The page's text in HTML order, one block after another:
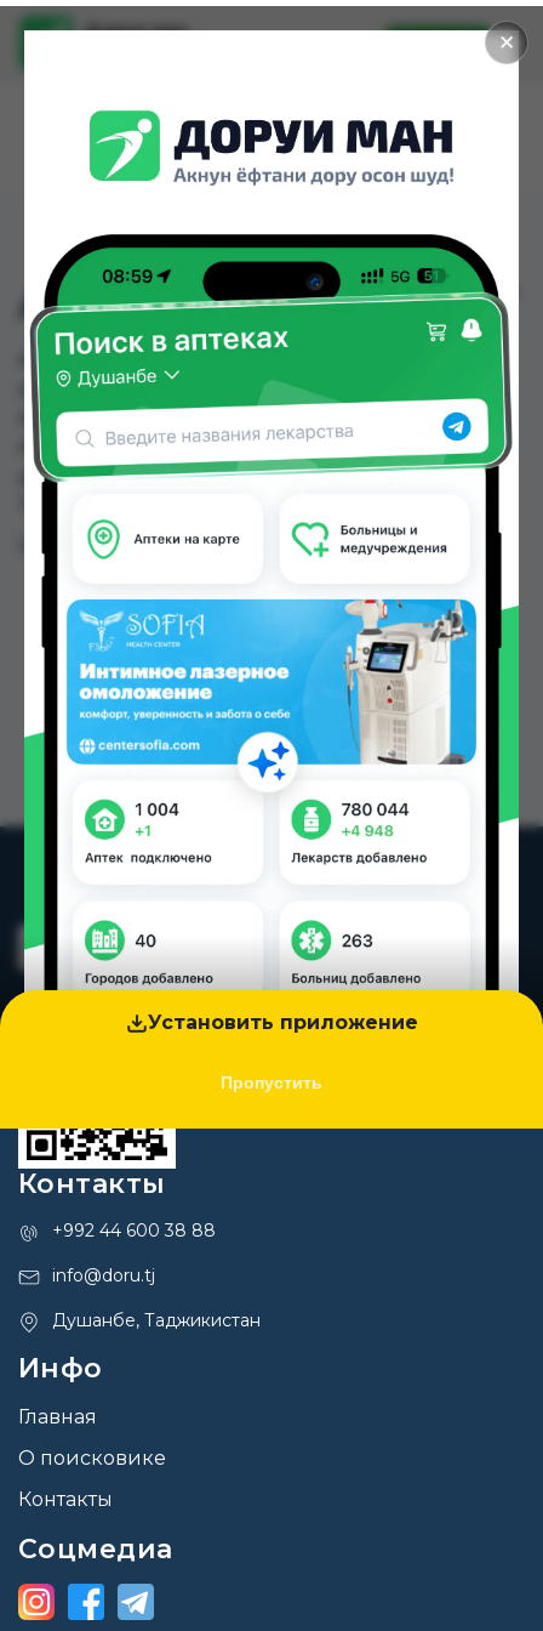
✕
Установить приложение
Пропустить
Доруи ман
Установить
АИРА КОРНЕВИЩА 50Г
АИРА КОРНЕВИЩА 50Г можно купить или
заказать в аптеках, Абубакри Карим, Авиценна,
АЗИЗ ВАКО , Алишер-К, Аптека + 24/7, Аптека
Алфавит, Аптека оптовый 24 по цене от 4.51 TJS
до 6.16 TJS в Душанбе и других городах
Цена: от4.51 TJS
Контакты
+992 44 600 38 88
info@doru.tj
Душанбе, Таджикистан
Инфо
Главная
О поисковике
Контакты
Соцмедиа